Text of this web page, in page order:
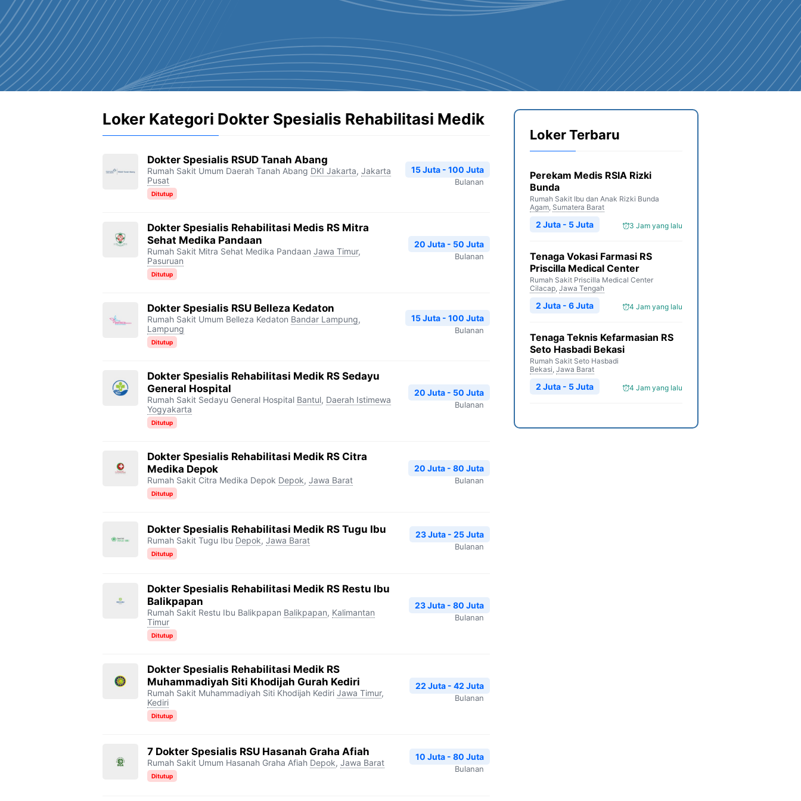
Loker Kategori Dokter Spesialis Rehabilitasi Medik
Dokter Spesialis RSUD Tanah Abang
Rumah Sakit Umum Daerah Tanah Abang DKI Jakarta, Jakarta
Pusat
Ditutup
15 Juta - 100 Juta
Bulanan
Dokter Spesialis Rehabilitasi Medis RS Mitra
Sehat Medika Pandaan
Rumah Sakit Mitra Sehat Medika Pandaan Jawa Timur,
Pasuruan
Ditutup
20 Juta - 50 Juta
Bulanan
Dokter Spesialis RSU Belleza Kedaton
Rumah Sakit Umum Belleza Kedaton Bandar Lampung,
Lampung
Ditutup
15 Juta - 100 Juta
Bulanan
Dokter Spesialis Rehabilitasi Medik RS Sedayu
General Hospital
Rumah Sakit Sedayu General Hospital Bantul, Daerah Istimewa
Yogyakarta
Ditutup
20 Juta - 50 Juta
Bulanan
Dokter Spesialis Rehabilitasi Medik RS Citra
Medika Depok
Rumah Sakit Citra Medika Depok Depok, Jawa Barat
Ditutup
20 Juta - 80 Juta
Bulanan
Dokter Spesialis Rehabilitasi Medik RS Tugu Ibu
Rumah Sakit Tugu Ibu Depok, Jawa Barat
Ditutup
23 Juta - 25 Juta
Bulanan
Dokter Spesialis Rehabilitasi Medik RS Restu Ibu
Balikpapan
Rumah Sakit Restu Ibu Balikpapan Balikpapan, Kalimantan
Timur
Ditutup
23 Juta - 80 Juta
Bulanan
Dokter Spesialis Rehabilitasi Medik RS
Muhammadiyah Siti Khodijah Gurah Kediri
Rumah Sakit Muhammadiyah Siti Khodijah Kediri Jawa Timur,
Kediri
Ditutup
22 Juta - 42 Juta
Bulanan
7 Dokter Spesialis RSU Hasanah Graha Afiah
Rumah Sakit Umum Hasanah Graha Afiah Depok, Jawa Barat
Ditutup
10 Juta - 80 Juta
Bulanan
Loker Terbaru
Perekam Medis RSIA Rizki
Bunda
Rumah Sakit Ibu dan Anak Rizki Bunda
Agam, Sumatera Barat
3 Jam yang lalu
2 Juta - 5 Juta
Tenaga Vokasi Farmasi RS
Priscilla Medical Center
Rumah Sakit Priscilla Medical Center
Cilacap, Jawa Tengah
4 Jam yang lalu
2 Juta - 6 Juta
Tenaga Teknis Kefarmasian RS
Seto Hasbadi Bekasi
Rumah Sakit Seto Hasbadi
Bekasi, Jawa Barat
4 Jam yang lalu
2 Juta - 5 Juta